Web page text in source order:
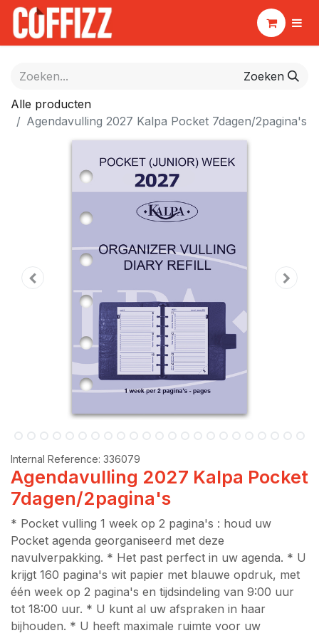
Zoeken
Alle producten
Agendavulling 2027 Kalpa Pocket 7dagen/2pagina's
Internal Reference: 336079
Agendavulling 2027 Kalpa Pocket
7dagen/2pagina's
* Pocket vulling 1 week op 2 pagina's : houd uw
Pocket agenda georganiseerd met deze
navulverpakking. * Het past perfect in uw agenda. * U
krijgt 160 pagina's wit papier met blauwe opdruk, met
één week op 2 pagina's en tijdsindeling van 9:00 uur
tot 18:00 uur. * U kunt al uw afspraken in haar
bijhouden. * U heeft maximale ruimte voor uw